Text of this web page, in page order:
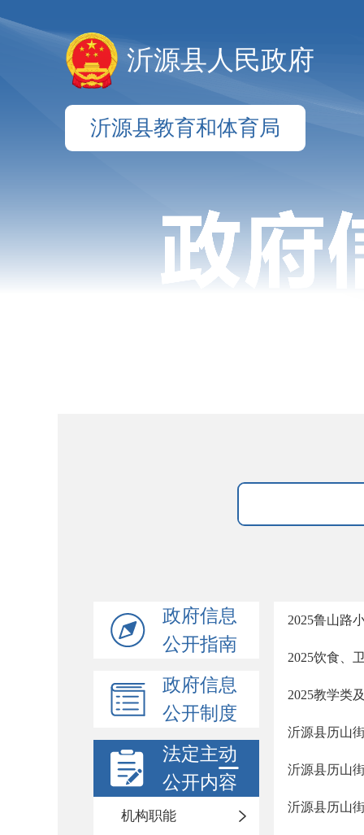
沂源县人民政府
沂源县教育和体育局
政府信息
公开指南
政府信息
公开制度
法定主动
公开内容
机构职能
2025鲁山路
2025饮食、
2025教学类
沂源县历山
沂源县历山
沂源县历山